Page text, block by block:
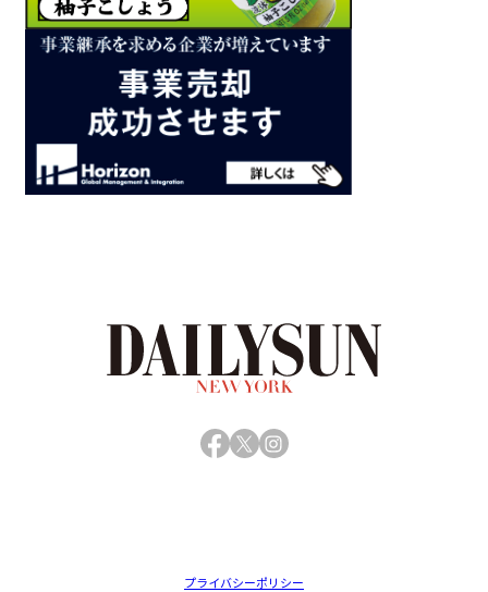
Facebook
X Instagram
プライバシーポリシー